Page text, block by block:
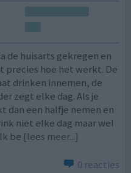
de huisarts gekregen en
precies hoe het werkt. De
drinken innemen, de
zegt elke dag. Als je
dan een halfje nemen en
niet elke dag maar wel
be [lees meer...]
0 reacties